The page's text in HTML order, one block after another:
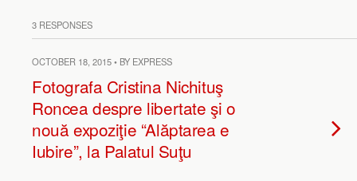
3 RESPONSES
OCTOBER 18, 2015 • BY EXPRESS
Fotografa Cristina Nichituş
Roncea despre libertate şi o
nouă expoziţie “Alăptarea e
Iubire”, la Palatul Suţu